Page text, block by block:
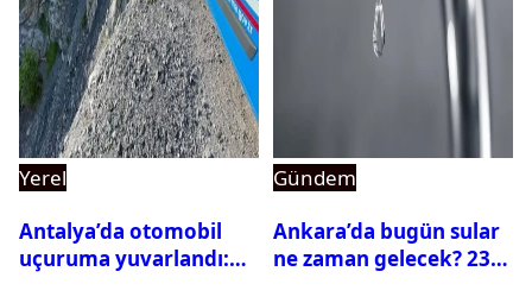
Yerel
Antalya’da otomobil
uçuruma yuvarlandı:
Gündem
Ankara’da bugün sular
ne zaman gelecek? 23